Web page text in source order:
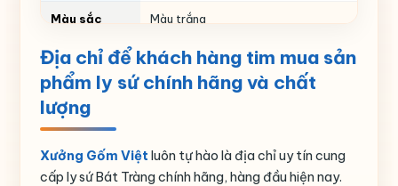
Màu sắc Màu trắng
Thể tích ml
Họa tiết In chữ
Nguồn gốc
Địa chỉ để khách hàng tim mua sản
phẩm ly sứ chính hãng và chất
lượng
Xưởng Gốm Việt luôn tự hào là địa chỉ uy tín cung
cấp ly sứ Bát Tràng chính hãng, hàng đầu hiện nay.